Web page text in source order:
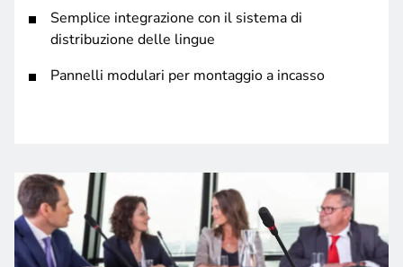
Semplice integrazione con il sistema di
distribuzione delle lingue
Pannelli modulari per montaggio a incasso